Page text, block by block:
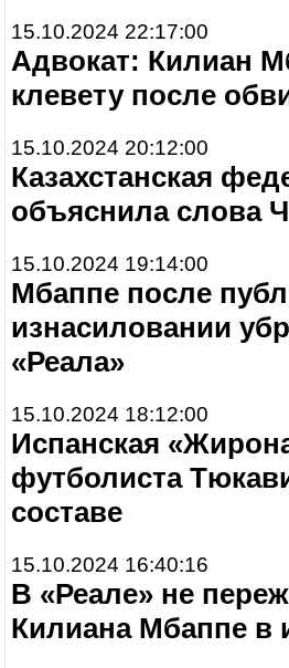
15.10.2024 22:17:00
Адвокат: Килиан
клевету после
15.10.2024 20:12:00
Казахстанская
объяснила слова
15.10.2024 19:14:00
Мбаппе после
изнасиловании
«Реала»
15.10.2024 18:12:00
Испанская
футболиста
составе
15.10.2024 16:40:16
В «Реале» не
Килиана Мбаппе в